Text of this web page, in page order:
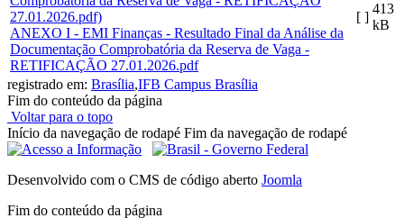
ANEXO I - EMI Finanças - Resultado Final da Análise da
Documentação Comprobatória da Reserva de Vaga -
RETIFICAÇÃO 27.01.2026.pdf
[ ]
413
kB
registrado em: Brasília,IFB Campus Brasília
Fim do conteúdo da página
Voltar para o topo
Início da navegação de rodapé Fim da navegação de rodapé
Desenvolvido com o CMS de código aberto Joomla
Fim do conteúdo da página